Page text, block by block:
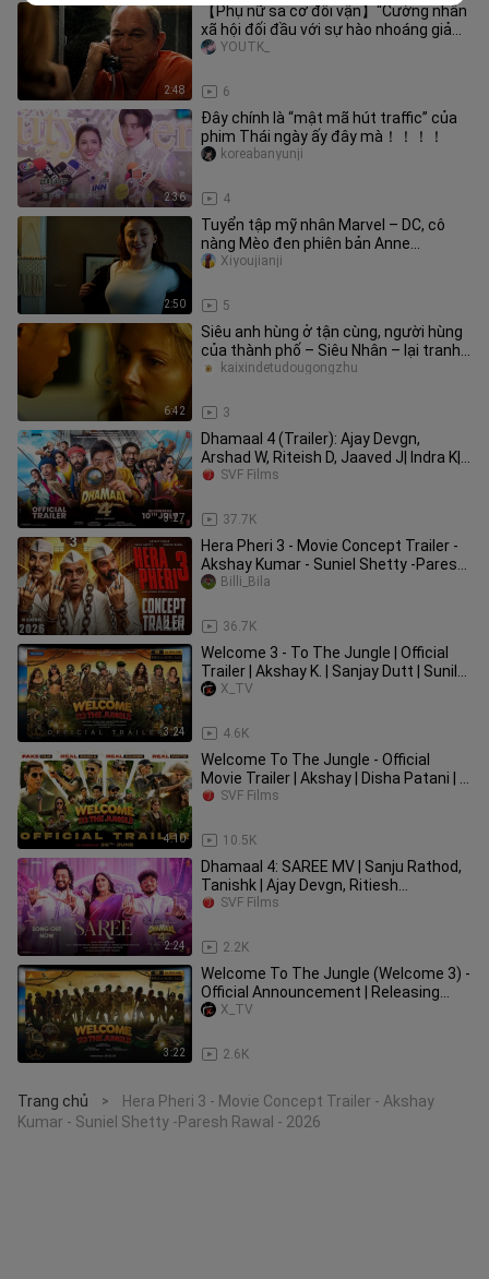
2:48
【Phụ nữ sa cơ đổi vận】“Cường nhân
xã hội đối đầu với sự hào nhoáng giả
tạo”
6
YOUTK_
2:36
Đây chính là “mật mã hút traffic” của
phim Thái ngày ấy đây mà！！！！
4
koreabanyunji
2:50
Tuyển tập mỹ nhân Marvel – DC, cô
nàng Mèo đen phiên bản Anne
Hathaway mãi là số một
5
Xiyoujianji
6:42
Siêu anh hùng ở tận cùng, người hùng
của thành phố – Siêu Nhân – lại tranh
kem với học sinh tiểu học
3
kaixindetudougongzhu
3:27
Dhamaal 4 (Trailer): Ajay Devgn,
Arshad W, Riteish D, Jaaved J| Indra K|
Bhushan K, Ashok T| 10 July
37.7K
SVF Films
2:01
Hera Pheri 3 - Movie Concept Trailer -
Akshay Kumar - Suniel Shetty -Paresh
Rawal - 2026
36.7K
Billi_Bila
3:24
Welcome 3 - To The Jungle | Official
Trailer | Akshay K. | Sanjay Dutt | Sunil
S, Paresh R, Disha P.
4.6K
X_TV
4:10
Welcome To The Jungle - Official
Movie Trailer | Akshay | Disha Patani | In
Cinemas 26th June 2026
10.5K
SVF Films
2:24
Dhamaal 4: SAREE MV | Sanju Rathod,
Tanishk | Ajay Devgn, Ritiesh
Deshmukh, Anjali, Arshad, Jaaved
2.2K
SVF Films
3:22
Welcome To The Jungle (Welcome 3) -
Official Announcement | Releasing
Christmas - 20th December 2024
2.6K
X_TV
Trang chủ >
Hera Pheri 3 - Movie Concept Trailer - Akshay
Kumar - Suniel Shetty -Paresh Rawal - 2026